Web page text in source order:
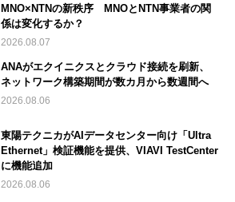
MNO×NTNの新秩序 MNOとNTN事業者の関
係は変化するか？
2026.08.07
ANAがエクイニクスとクラウド接続を刷新、
ネットワーク構築期間が数カ月から数週間へ
2026.08.06
東陽テクニカがAIデータセンター向け「Ultra
Ethernet」検証機能を提供、VIAVI TestCenter
に機能追加
2026.08.06